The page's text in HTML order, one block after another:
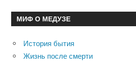
МИФ О МЕДУЗЕ
История бытия
Жизнь после смерти